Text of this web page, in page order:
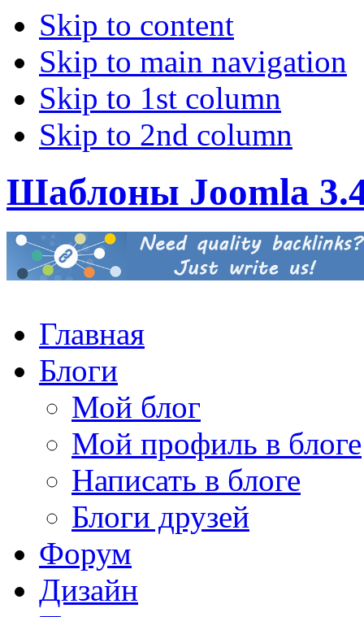
Skip to content
Skip to main navigation
Skip to 1st column
Skip to 2nd column
Шаблоны Joomla
Главная
Блоги
Мой блог
Мой профиль в блоге
Написать в блоге
Блоги друзей
Форум
Дизайн